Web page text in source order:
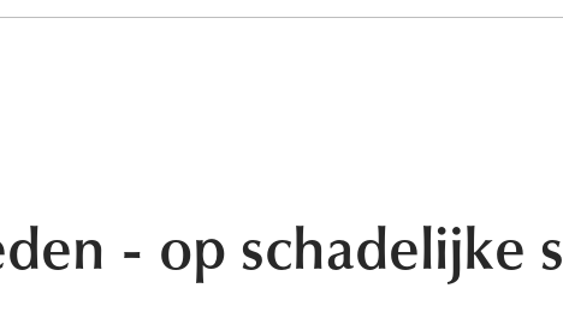
- op schadelijke